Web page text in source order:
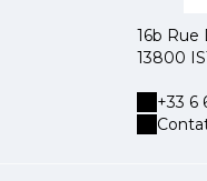
16b Rue
13800
+33 6